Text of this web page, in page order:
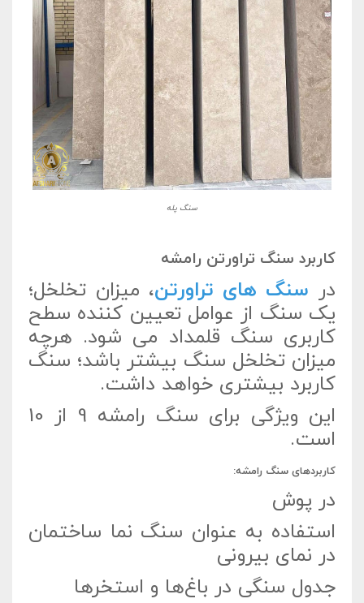
سنگ پله
کاربرد سنگ تراورتن رامشه
در سنگ های تراورتن، میزان تخلخل؛
یک سنگ از عوامل تعیین کننده سطح
کاربری سنگ قلمداد می شود. هرچه
میزان تخلخل سنگ بیشتر باشد؛ سنگ
کاربرد بیشتری خواهد داشت.
این ویژگی برای سنگ رامشه 9 از 10
است.
کاربردهای سنگ رامشه:
در پوش
استفاده به عنوان سنگ نما ساختمان
در نمای بیرونی
جدول سنگی در باغ‌ها و استخرها